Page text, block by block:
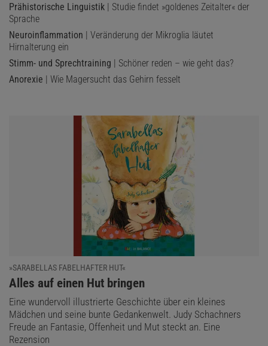
Prähistorische Linguistik | Studie findet »goldenes Zeitalter« der
Sprache
Neuroinflammation | Veränderung der Mikroglia läutet
Hirnalterung ein
Stimm- und Sprechtraining | Schöner reden – wie geht das?
Anorexie | Wie Magersucht das Gehirn fesselt
»SARABELLAS FABELHAFTER HUT«
:
Alles auf einen Hut bringen
Eine wundervoll illustrierte Geschichte über ein kleines
Mädchen und seine bunte Gedankenwelt. Judy Schachners
Freude an Fantasie, Offenheit und Mut steckt an. Eine
Rezension